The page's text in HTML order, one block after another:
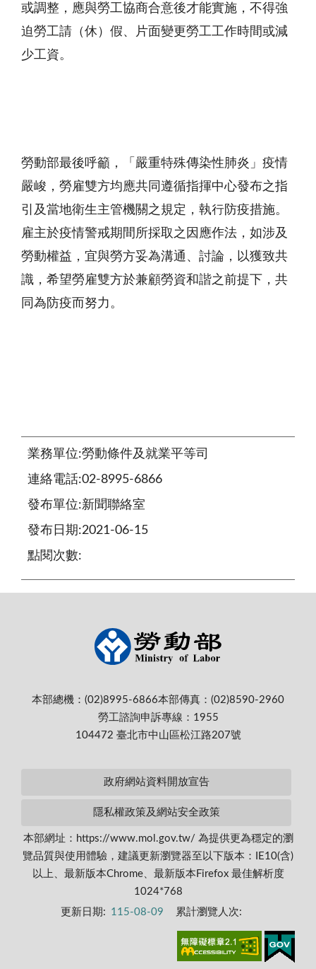
或調整，應與勞工協商合意後才能實施，不得強
迫勞工請（休）假、片面變更勞工工作時間或減
少工資。
勞動部最後呼籲，「嚴重特殊傳染性肺炎」疫情
嚴峻，勞雇雙方均應共同遵循指揮中心發布之指
引及當地衛生主管機關之規定，執行防疫措施。
雇主於疫情警戒期間所採取之因應作法，如涉及
勞動權益，宜與勞方妥為溝通、討論，以獲致共
識，希望勞雇雙方於兼顧勞資和諧之前提下，共
同為防疫而努力。
業務單位:勞動條件及就業平等司
連絡電話:02-8995-6866
發布單位:新聞聯絡室
發布日期:2021-06-15
點閱次數:
本部總機：(02)8995-6866本部傳真：(02)8590-2960
勞工諮詢申訴專線：1955
104472 臺北市中山區松江路207號
政府網站資料開放宣告
隱私權政策及網站安全政策
本部網址：https://www.mol.gov.tw/ 為提供更為穩定的瀏
覽品質與使用體驗，建議更新瀏覽器至以下版本：IE10(含)
以上、最新版本Chrome、最新版本Firefox 最佳解析度
1024*768
更新日期: 115-08-09 累計瀏覽人次: